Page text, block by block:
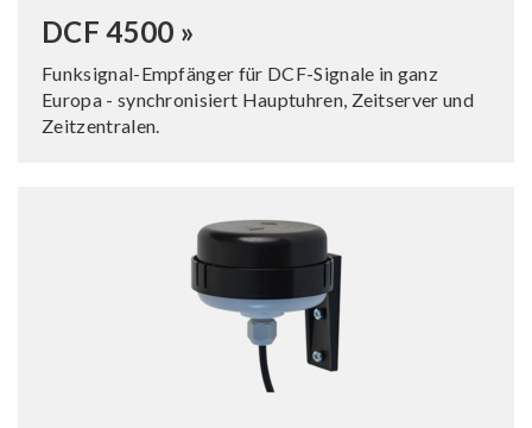
DCF 4500 »
Funksignal-Empfänger für DCF-Signale in ganz
Europa - synchronisiert Hauptuhren, Zeitserver und
Zeitzentralen.